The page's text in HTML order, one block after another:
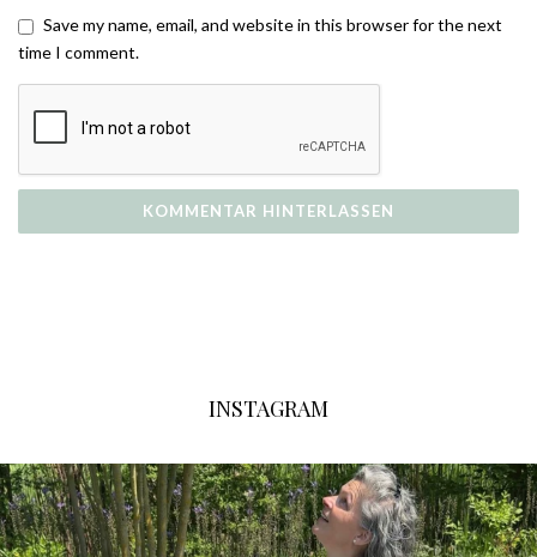
Save my name, email, and website in this browser for the next
time I comment.
INSTAGRAM